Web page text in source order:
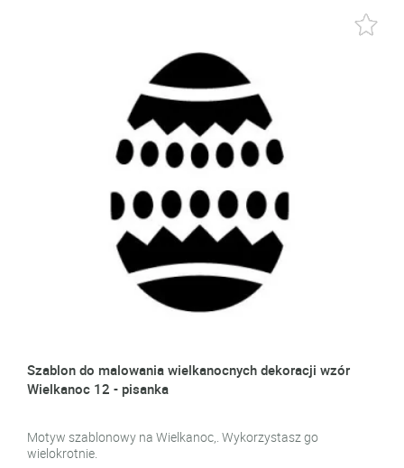
Szablon do malowania wielkanocnych dekoracji wzór
Wielkanoc 12 - pisanka
Motyw szablonowy na Wielkanoc,. Wykorzystasz go
wielokrotnie.